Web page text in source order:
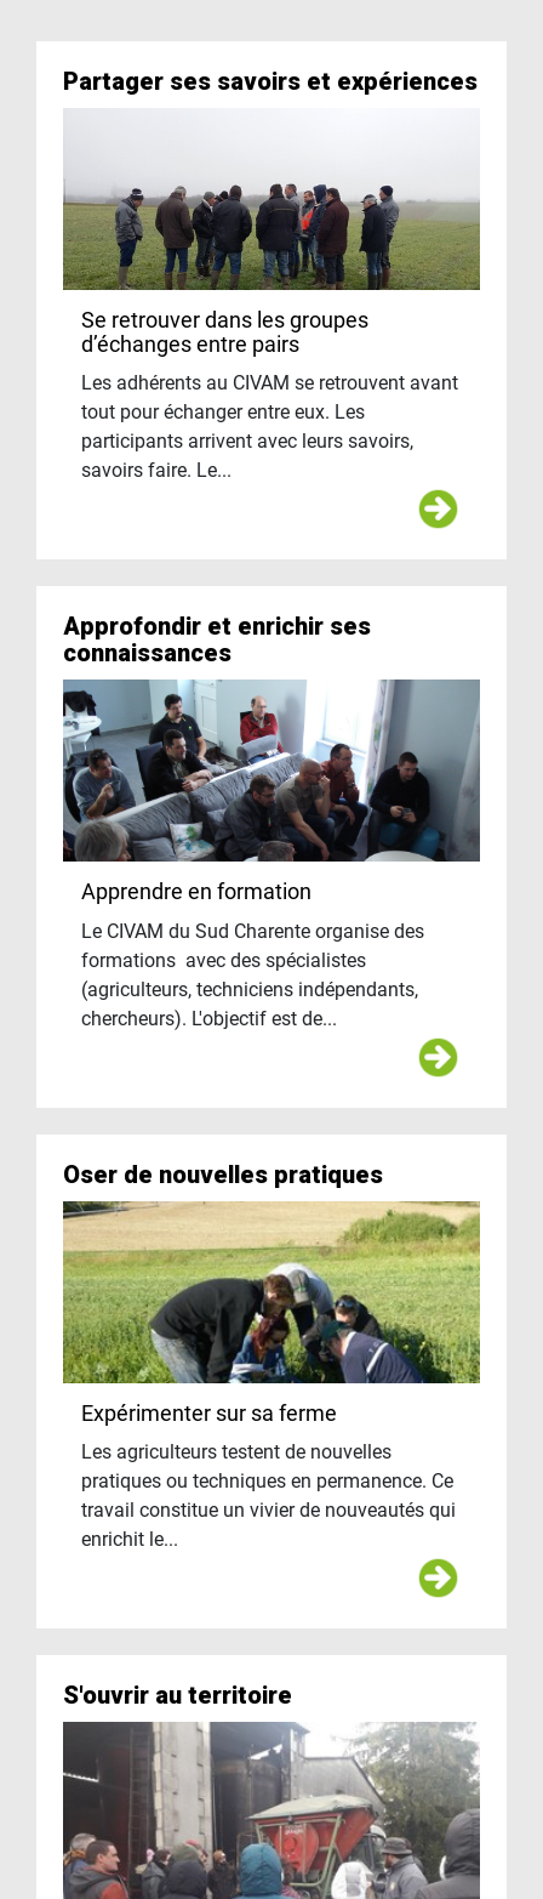
Partager ses savoirs et expériences
Se retrouver dans les groupes
d’échanges entre pairs
Les adhérents au CIVAM se retrouvent avant
tout pour échanger entre eux. Les
participants arrivent avec leurs savoirs,
savoirs faire. Le...
Approfondir et enrichir ses
connaissances
Apprendre en formation
Le CIVAM du Sud Charente organise des
formations avec des spécialistes
(agriculteurs, techniciens indépendants,
chercheurs). L'objectif est de...
Oser de nouvelles pratiques
Expérimenter sur sa ferme
Les agriculteurs testent de nouvelles
pratiques ou techniques en permanence. Ce
travail constitue un vivier de nouveautés qui
enrichit le...
S'ouvrir au territoire